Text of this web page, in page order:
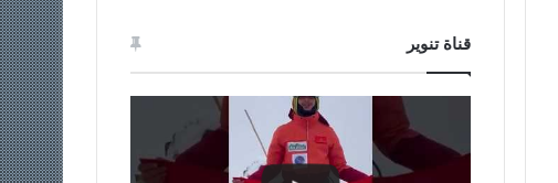
قناة تنوير